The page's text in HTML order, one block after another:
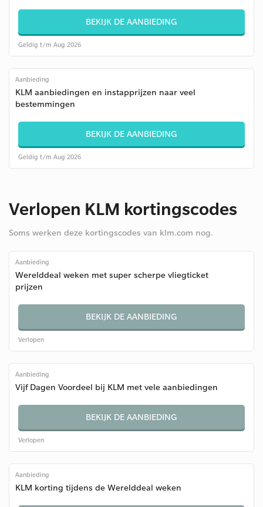
BEKIJK DE AANBIEDING
Geldig t/m Aug 2026
Aanbieding
KLM aanbiedingen en instapprijzen naar veel
bestemmingen
BEKIJK DE AANBIEDING
Geldig t/m Aug 2026
Verlopen KLM kortingscodes
Soms werken deze kortingscodes van klm.com nog.
Aanbieding
Werelddeal weken met super scherpe vliegticket
prijzen
BEKIJK DE AANBIEDING
Verlopen
Aanbieding
Vijf Dagen Voordeel bij KLM met vele aanbiedingen
BEKIJK DE AANBIEDING
Verlopen
Aanbieding
KLM korting tijdens de Werelddeal weken